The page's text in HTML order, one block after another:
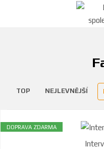
TOP NEJLEVNĚJŠÍ
DOPRAVA ZDARMA